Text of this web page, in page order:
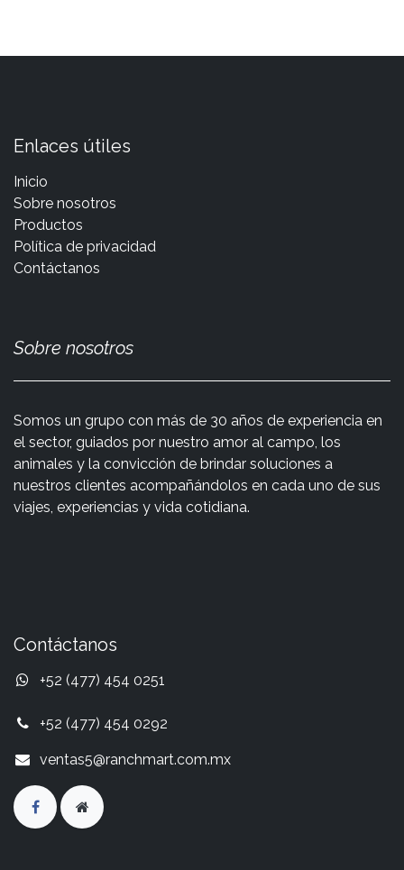
Enlaces útiles
Inicio
Sobre nosotros
Productos
Política de privacidad
Contáctanos
Sobre nosotros
Somos un grupo con más de 30 años de experiencia en
el sector, guiados por nuestro amor al campo, los
animales y la convicción de brindar soluciones a
nuestros clientes acompañándolos en cada uno de sus
viajes, experiencias y vida cotidiana.
Contáctanos
+52 (477) 454 0251
+52 (477) 454 0292
ventas5@ranchmart.com.mx